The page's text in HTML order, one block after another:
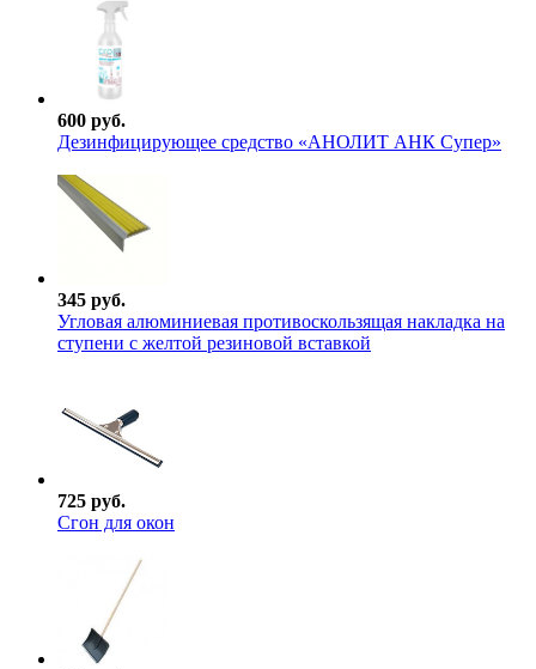
600 руб.
Дезинфицирующее средство «АНОЛИТ АНК Супер»
345 руб.
Угловая алюминиевая противоскользящая накладка на
ступени с желтой резиновой вставкой
725 руб.
Сгон для окон